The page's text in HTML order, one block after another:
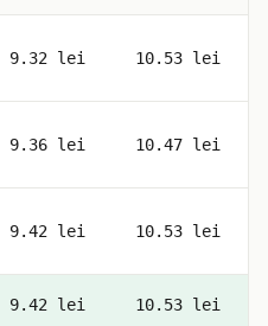
9.32 lei 10.53 lei
9.36 lei 10.47 lei
9.42 lei 10.53 lei
9.42 lei 10.53 lei